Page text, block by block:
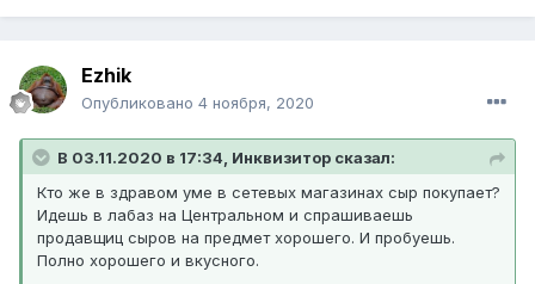
Ezhik
Опубликовано 4 ноября, 2020
В 03.11.2020 в 17:34, Инквизитор сказал:
Кто же в здравом уме в сетевых магазинах сыр покупает?
Идешь в лабаз на Центральном и спрашиваешь
продавщиц сыров на предмет хорошего. И пробуешь.
Полно хорошего и вкусного.